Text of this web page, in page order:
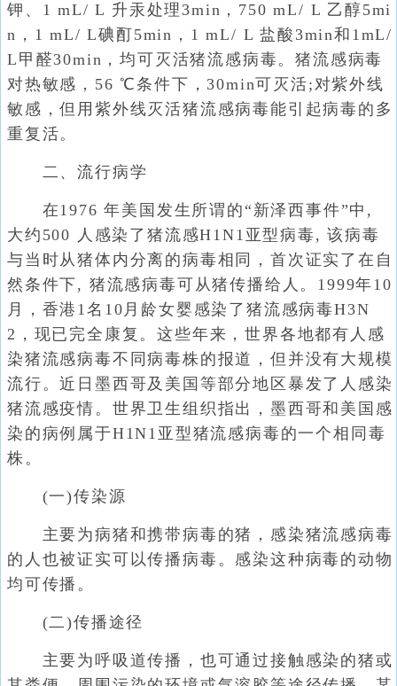
钾、1 mL/ L 升汞处理3min，750 mL/ L 乙醇5mi
n，1 mL/ L碘酊5min，1 mL/ L 盐酸3min和1mL/
L甲醛30min，均可灭活猪流感病毒。猪流感病毒
对热敏感，56 ℃条件下，30min可灭活;对紫外线
敏感，但用紫外线灭活猪流感病毒能引起病毒的多
重复活。
二、流行病学
在1976 年美国发生所谓的“新泽西事件”中,
大约500 人感染了猪流感H1N1亚型病毒, 该病毒
与当时从猪体内分离的病毒相同，首次证实了在自
然条件下, 猪流感病毒可从猪传播给人。1999年10
月，香港1名10月龄女婴感染了猪流感病毒H3N
2，现已完全康复。这些年来，世界各地都有人感
染猪流感病毒不同病毒株的报道，但并没有大规模
流行。近日墨西哥及美国等部分地区暴发了人感染
猪流感疫情。世界卫生组织指出，墨西哥和美国感
染的病例属于H1N1亚型猪流感病毒的一个相同毒
株。
(一)传染源
主要为病猪和携带病毒的猪，感染猪流感病毒
的人也被证实可以传播病毒。感染这种病毒的动物
均可传播。
(二)传播途径
主要为呼吸道传播，也可通过接触感染的猪或